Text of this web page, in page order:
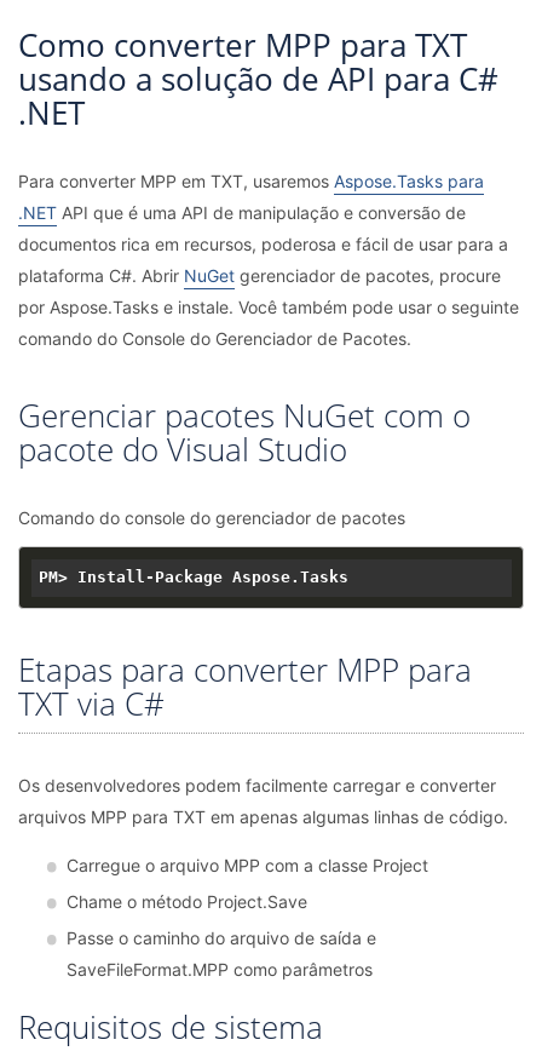
Como converter MPP para TXT
usando a solução de API para C#
.NET
Para converter MPP em TXT, usaremos Aspose.Tasks para
.NET API que é uma API de manipulação e conversão de
documentos rica em recursos, poderosa e fácil de usar para a
plataforma C#. Abrir NuGet gerenciador de pacotes, procure
por Aspose.Tasks e instale. Você também pode usar o seguinte
comando do Console do Gerenciador de Pacotes.
Gerenciar pacotes NuGet com o
pacote do Visual Studio
Comando do console do gerenciador de pacotes
Etapas para converter MPP para
TXT via C#
Os desenvolvedores podem facilmente carregar e converter
arquivos MPP para TXT em apenas algumas linhas de código.
Carregue o arquivo MPP com a classe Project
Chame o método Project.Save
Passe o caminho do arquivo de saída e
SaveFileFormat.MPP como parâmetros
Requisitos de sistema